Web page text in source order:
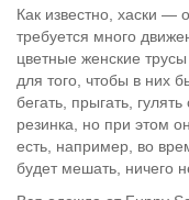
Как известно, хаски —
требуется много
цветные женские
для того, чтобы в них
бегать, прыгать,
резинка, но при этом
есть, например, во
будет мешать, ничего